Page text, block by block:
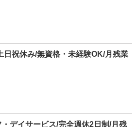
日祝休み/無資格・未経験OK/月残業
デイサービス/完全週休2日制/月残